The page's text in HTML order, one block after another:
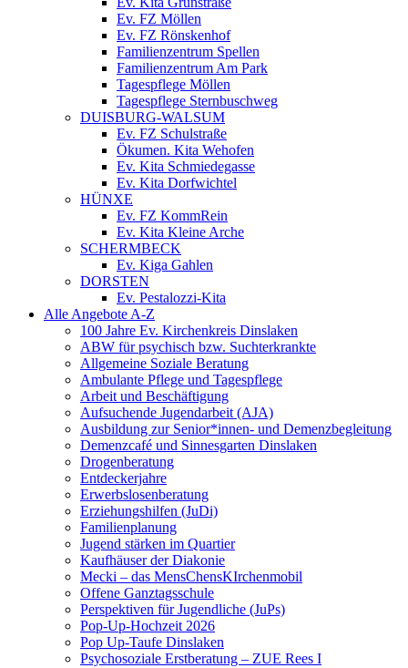
Ev. FZ Möllen
Ev. FZ Rönskenhof
Familienzentrum Spellen
Familienzentrum Am Park
Tagespflege Möllen
Tagespflege Sternbuschweg
DUISBURG-WALSUM
Ev. FZ Schulstraße
Ökumen. Kita Wehofen
Ev. Kita Schmiedegasse
Ev. Kita Dorfwichtel
HÜNXE
Ev. FZ KommRein
Ev. Kita Kleine Arche
SCHERMBECK
Ev. Kiga Gahlen
DORSTEN
Ev. Pestalozzi-Kita
Alle Angebote A-Z
100 Jahre Ev. Kirchenkreis Dinslaken
ABW für psychisch bzw. Suchterkrankte
Allgemeine Soziale Beratung
Ambulante Pflege und Tagespflege
Arbeit und Beschäftigung
Aufsuchende Jugendarbeit (AJA)
Ausbildung zur Senior*innen- und Demenzbegleitung
Demenzcafé und Sinnesgarten Dinslaken
Drogenberatung
Entdeckerjahre
Erwerbslosenberatung
Erziehungshilfen (JuDi)
Familienplanung
Jugend stärken im Quartier
Kaufhäuser der Diakonie
Mecki – das MensChensKIrchenmobil
Offene Ganztagsschule
Perspektiven für Jugendliche (JuPs)
Pop-Up-Hochzeit 2026
Pop Up-Taufe Dinslaken
Psychosoziale Erstberatung – ZUE Rees I